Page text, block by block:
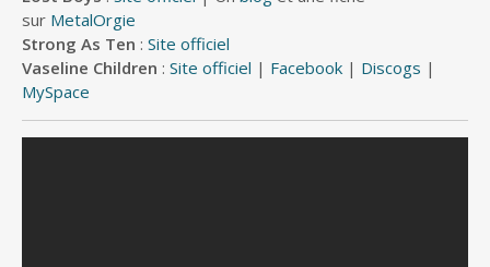
sur MetalOrgie
Strong As Ten : Site officiel
Vaseline Children : Site officiel | Facebook | Discogs |
MySpace